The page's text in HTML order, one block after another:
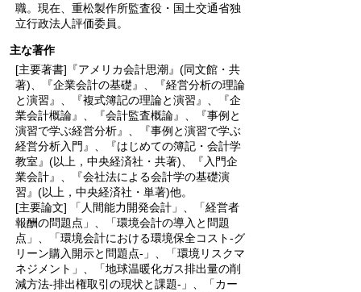
職。現在、重松製作所監査役・国土交通省独
立行政法人評価委員。
主な著作
[主要著書]『アメリカ会計思潮』(同文館・共
著)、『企業会計の基礎』、『経営分析の理論
と演習』、『複式簿記の理論と演習』、『企
業会計概論』、『会計監査概論』、『事例と
演習で学ぶ経営分析』、『事例と演習で学ぶ
経営分析入門』、『はじめての簿記・会計学
教室』(以上，中央経済社・共著)、『入門企
業会計』、『会社法による会計学の基礎演
習』(以上，中央経済社・単著)他。
[主要論文] 「人間能力開発会計」、「経営者
報酬の問題点」、「環境会計の導入と問題
点」、「環境会計における環境保全コスト-グ
リーン購入開示と問題点-」、「環境リスクマ
ネジメント」、「地球温暖化ガス排出量の削
減方法-排出権取引の現状と課題-」、「カー